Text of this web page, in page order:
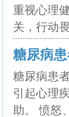
重视心理
关，行动
糖尿病
糖尿病患
引起心理
助。 愤怒